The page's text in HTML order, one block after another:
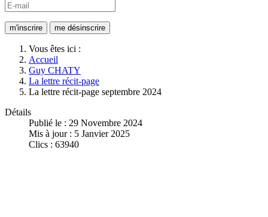
Vous êtes ici :
Accueil
Guy CHATY
La lettre récit-page
La lettre récit-page septembre 2024
Détails
Publié le : 29 Novembre 2024
Mis à jour : 5 Janvier 2025
Clics : 63940